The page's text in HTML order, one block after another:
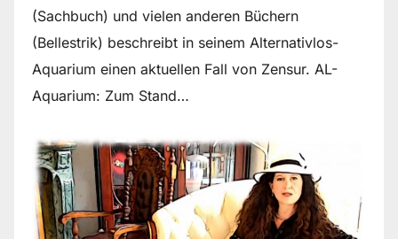
(Sachbuch) und vielen anderen Büchern
(Bellestrik) beschreibt in seinem Alternativlos-
Aquarium einen aktuellen Fall von Zensur. AL-
Aquarium: Zum Stand…